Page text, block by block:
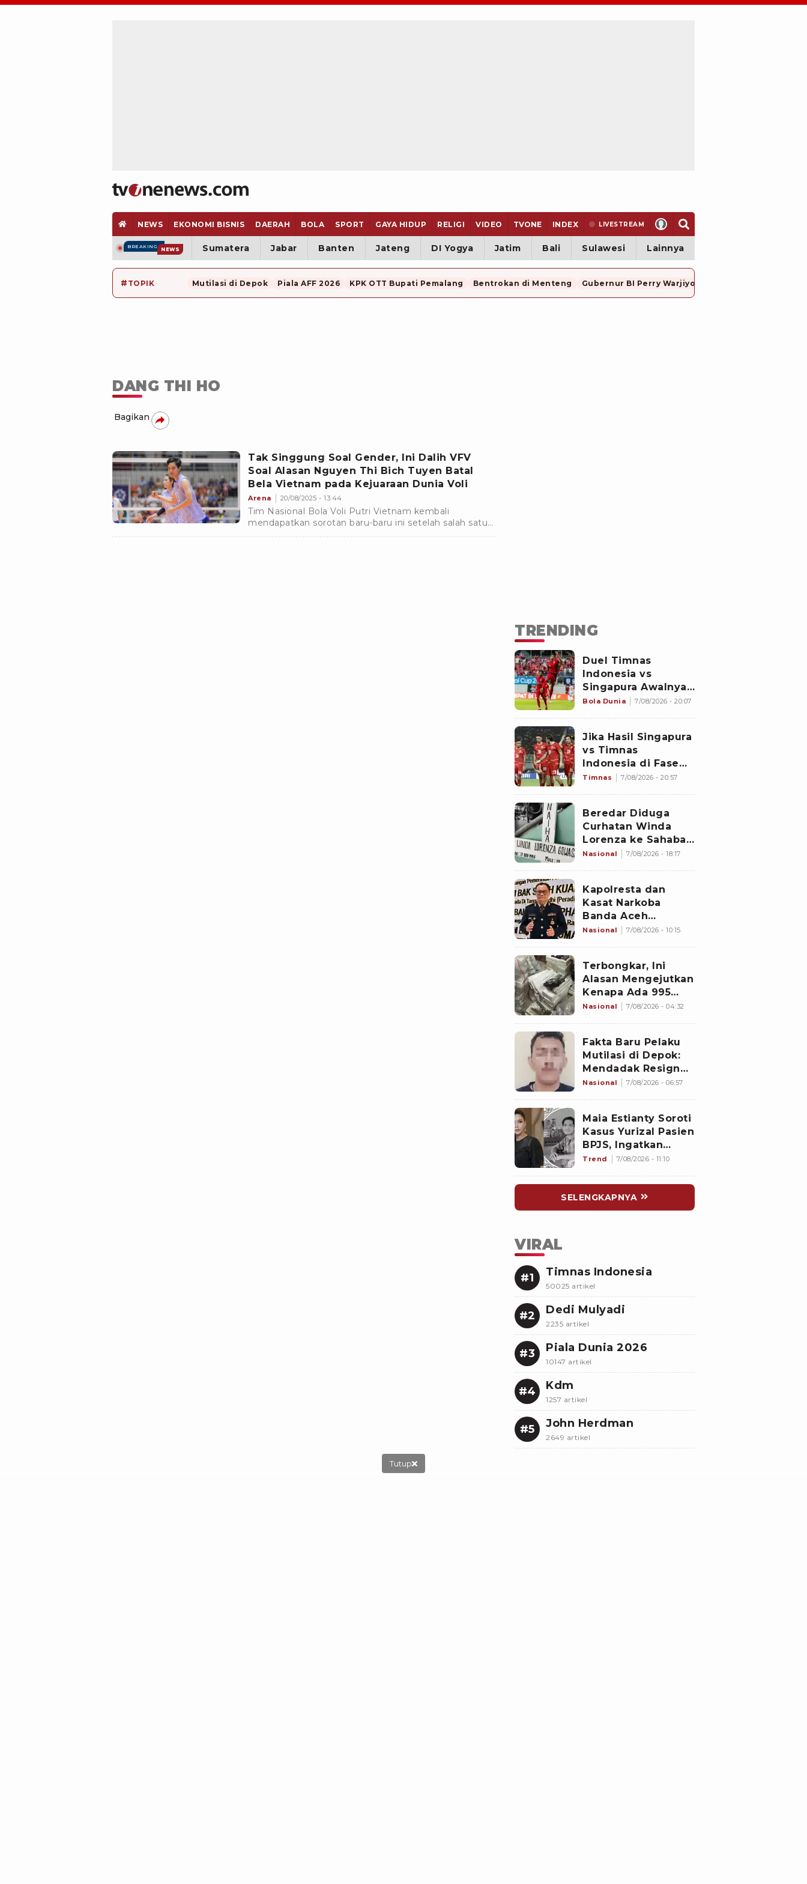
NEWS EKONOMI BISNIS DAERAH BOLA SPORT GAYA HIDUP RELIGI VIDEO TVONE INDEX LIVESTREAM
BREAKING NEWS Sumatera Jabar Banten Jateng DI Yogya Jatim Bali Sulawesi Lainnya
# TOPIK Mutilasi di Depok Piala AFF 2026 KPK OTT Bupati Pemalang Bentrokan di Menteng Gubernur BI Perry Warjiyo Mundur
DANG THI HO
Bagikan
Tak Singgung Soal Gender, Ini Dalih VFV
Soal Alasan Nguyen Thi Bich Tuyen Batal
Bela Vietnam pada Kejuaraan Dunia Voli
Arena 20/08/2025 - 13:44
Tim Nasional Bola Voli Putri Vietnam kembali
mendapatkan sorotan baru-baru ini setelah salah satu
pemain andalan mereka, Nguyen Thi Bich Tuyen
TRENDING
Duel Timnas
Indonesia vs
Singapura Awalnya
Bukan di Stadion
Bola Dunia 7/08/2026 - 20:07
Jika Hasil Singapura
vs Timnas
Indonesia di Fase
Grup Piala AFF 2026
Timnas 7/08/2026 - 20:57
Beredar Diduga
Curhatan Winda
Lorenza ke Sahabat,
Temukan Fakta
Tewas
Nasional 7/08/2026 - 18:17
Kapolresta dan
Kasat Narkoba
Banda Aceh
Diperiksa
Nasional 7/08/2026 - 10:15
Terbongkar, Ini
Alasan Mengejutkan
Kenapa Ada 995
Senjata di Dalam
Nasional 7/08/2026 - 04:32
Fakta Baru Pelaku
Mutilasi di Depok:
Mendadak Resign
Kerja Goreng Piscok
Nasional 7/08/2026 - 06:57
Maia Estianty Soroti
Kasus Yurizal Pasien
BPJS, Ingatkan
Nakes untuk Jaga
Trend 7/08/2026 - 11:10
SELENGKAPNYA
VIRAL
#1 Timnas Indonesia
50025 artikel
#2 Dedi Mulyadi
2235 artikel
#3 Piala Dunia 2026
10147 artikel
#4 Kdm
1257 artikel
#5 John Herdman
2649 artikel
Tutup